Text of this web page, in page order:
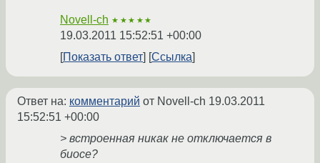
Novell-ch ★★★★★
19.03.2011 15:52:51 +00:00
Показать ответ
Ссылка
Ответ на: комментарий от Novell-ch 19.03.2011
15:52:51 +00:00
> встроенная никак не отключается в
биосе?